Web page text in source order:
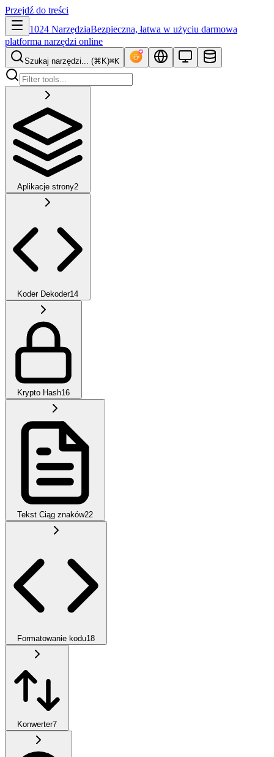
Przejdź do treści
1024 NarzędziaBezpieczna, łatwa w użyciu darmowa
platforma narzędzi online
Szukaj narzędzi... (⌘K)⌘K
Aplikacje strony2
Koder Dekoder14
Krypto Hash16
Tekst Ciąg znaków22
Formatowanie kodu18
Konwerter7